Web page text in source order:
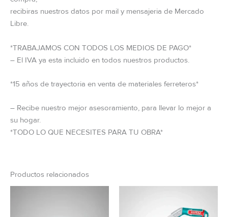
recibiras nuestros datos por mail y mensajeria de Mercado
Libre.
*TRABAJAMOS CON TODOS LOS MEDIOS DE PAGO*
– El IVA ya esta incluido en todos nuestros productos.
*15 años de trayectoria en venta de materiales ferreteros*
– Recibe nuestro mejor asesoramiento, para llevar lo mejor a
su hogar.
*TODO LO QUE NECESITES PARA TU OBRA*
Productos relacionados